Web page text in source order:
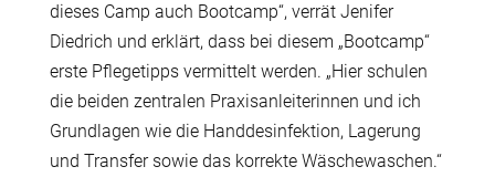
dieses Camp auch Bootcamp“, verrät Jenifer
Diedrich und erklärt, dass bei diesem „Bootcamp“
erste Pflegetipps vermittelt werden. „Hier schulen
die beiden zentralen Praxisanleiterinnen und ich
Grundlagen wie die Handdesinfektion, Lagerung
und Transfer sowie das korrekte Wäschewaschen.“